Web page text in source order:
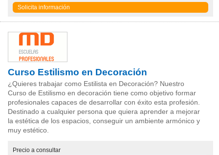
Solicita información
Curso Estilismo en Decoración
¿Quieres trabajar como Estilista en Decoración? Nuestro
Curso de Estilismo en decoración tiene como objetivo formar
profesionales capaces de desarrollar con éxito esta profesión.
Destinado a cualquier persona que quiera aprender a mejorar
la estética de los espacios, conseguir un ambiente armónico y
muy estético.
Precio a consultar